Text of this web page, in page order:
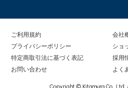
ご利用規約
プライバシーポリシー
特定商取引法に基づく表記
お問い合わせ
会社
ショ
採用
よく